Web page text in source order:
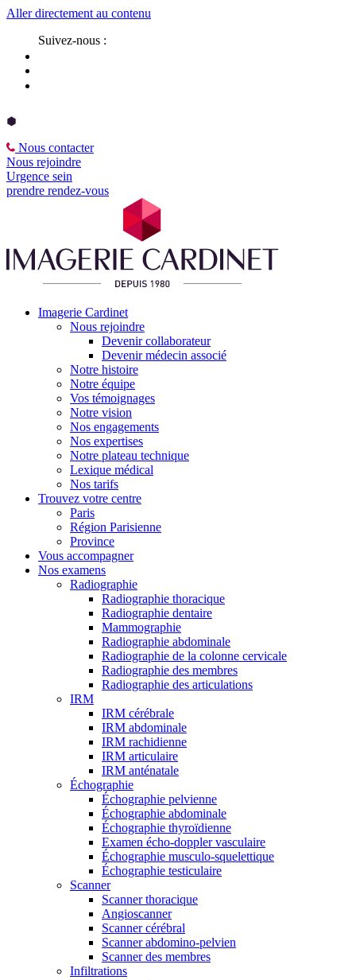
Aller directement au contenu
Suivez-nous :
Nous contacter
Nous rejoindre
Urgence sein
prendre rendez-vous
Imagerie Cardinet
Nous rejoindre
Devenir collaborateur
Devenir médecin associé
Notre histoire
Notre équipe
Vos témoignages
Notre vision
Nos engagements
Nos expertises
Notre plateau technique
Lexique médical
Nos tarifs
Trouvez votre centre
Paris
Région Parisienne
Province
Vous accompagner
Nos examens
Radiographie
Radiographie thoracique
Radiographie dentaire
Mammographie
Radiographie abdominale
Radiographie de la colonne cervicale
Radiographie des membres
Radiographie des articulations
IRM
IRM cérébrale
IRM abdominale
IRM rachidienne
IRM articulaire
IRM anténatale
Échographie
Échographie pelvienne
Échographie abdominale
Échographie thyroïdienne
Examen écho-doppler vasculaire
Échographie musculo-squelettique
Échographie testiculaire
Scanner
Scanner thoracique
Angioscanner
Scanner cérébral
Scanner abdomino-pelvien
Scanner des membres
Infiltrations